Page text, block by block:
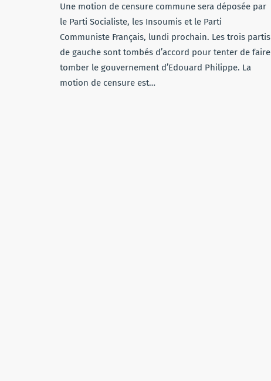
Une motion de censure commune sera déposée par
le Parti Socialiste, les Insoumis et le Parti
Communiste Français, lundi prochain. Les trois partis
de gauche sont tombés d’accord pour tenter de faire
tomber le gouvernement d’Edouard Philippe. La
motion de censure est…